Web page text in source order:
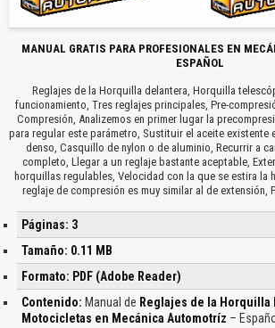
MANUAL GRATIS PARA PROFESIONALES EN
ESPAÑOL
Reglajes de la Horquilla delantera, Horquilla
funcionamiento, Tres reglajes principales, Pre-
Compresión, Analizemos en primer lugar la
para regular este parámetro, Sustituir el aceite existente
denso, Casquillo de nylon o de aluminio, Recurrir a
completo, Llegar a un reglaje bastante aceptable,
horquillas regulables, Velocidad con la que se estira la
reglaje de compresión es muy similar al de extensión,
Páginas: 3
Tamaño: 0.11 MB
Formato: PDF (Adobe Reader)
Contenido: Manual de Reglajes de la Horquilla
Motocicletas en Mecánica Automotríz –